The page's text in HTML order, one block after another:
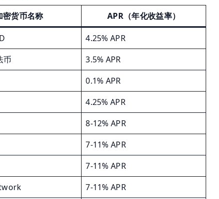
密货币名称 APR（年化收益率）
4.25% APR
币
3.5% APR
0.1% APR
4.25% APR
8-12% APR
7-11% APR
7-11% APR
7-11% APR